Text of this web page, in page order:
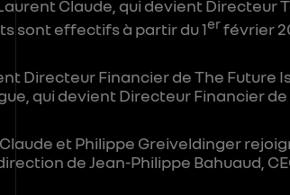
Claude, qui devient Directeur
sont effectifs à partir du 1erfévrier
Directeur Financier de The Future
qui devient Directeur Financier
et Philippe Greiveldinger
de Jean-Philippe Bahuaud,